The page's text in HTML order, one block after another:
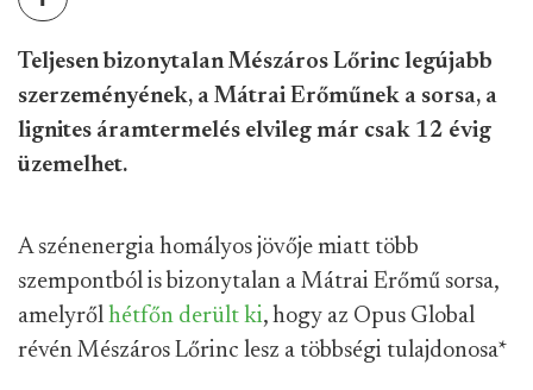
Teljesen bizonytalan Mészáros Lőrinc legújabb
szerzeményének, a Mátrai Erőműnek a sorsa, a
lignites áramtermelés elvileg már csak 12 évig
üzemelhet.
A szénenergia homályos jövője miatt több
szempontból is bizonytalan a Mátrai Erőmű sorsa,
amelyről hétfőn derült ki, hogy az Opus Global
révén Mészáros Lőrinc lesz a többségi tulajdonosa*